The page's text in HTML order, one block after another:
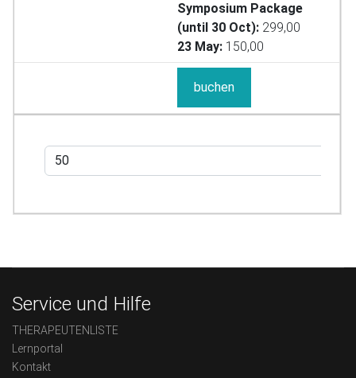
Symposium Package
(until 30 Oct): 299,00
23 May: 150,00
buchen
Service und Hilfe
THERAPEUTENLISTE
Lernportal
Kontakt